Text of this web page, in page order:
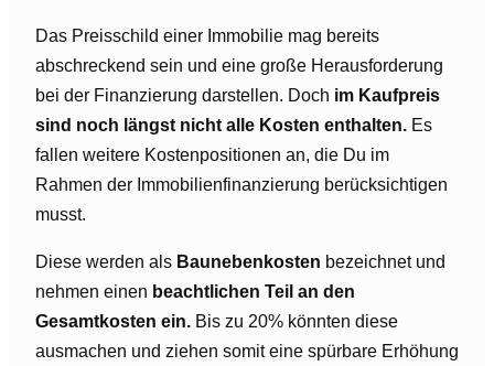
Das Preisschild einer Immobilie mag bereits
abschreckend sein und eine große Herausforderung
bei der Finanzierung darstellen. Doch im Kaufpreis
sind noch längst nicht alle Kosten enthalten. Es
fallen weitere Kostenpositionen an, die Du im
Rahmen der Immobilienfinanzierung berücksichtigen
musst.
Diese werden als Baunebenkosten bezeichnet und
nehmen einen beachtlichen Teil an den
Gesamtkosten ein. Bis zu 20% könnten diese
ausmachen und ziehen somit eine spürbare Erhöhung